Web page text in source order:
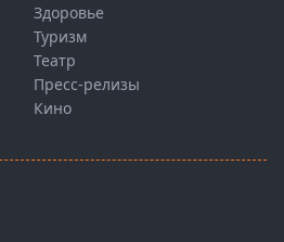
Здоровье
Туризм
Театр
Пресс-релизы
Кино